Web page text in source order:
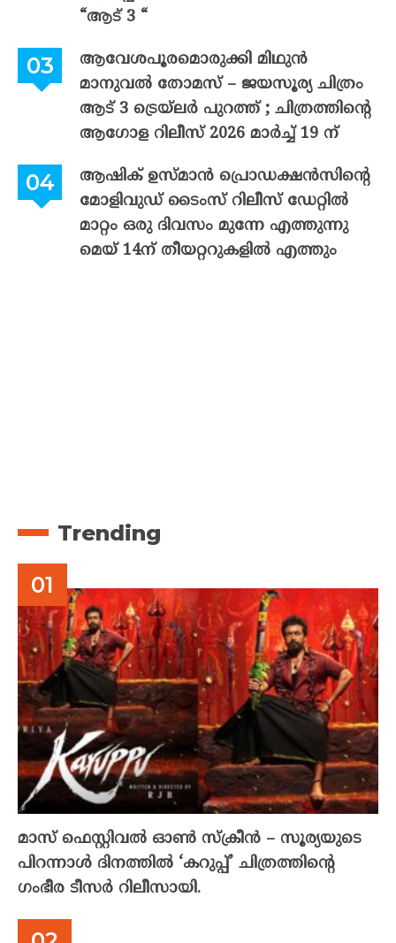
“ആട് 3 “
ആവേശപൂരമൊരുക്കി മിഥുൻ
മാനുവൽ തോമസ് – ജയസൂര്യ ചിത്രം
ആട് 3 ട്രെയ്‌ലർ പുറത്ത് ; ചിത്രത്തിന്റെ
ആഗോള റിലീസ് 2026 മാർച്ച് 19 ന്
ആഷിക് ഉസ്മാൻ പ്രൊഡക്ഷൻസിന്റെ
മോളിവുഡ് ടൈംസ് റിലീസ് ഡേറ്റിൽ
മാറ്റം ഒരു ദിവസം മുന്നേ എത്തുന്നു
മെയ് 14ന് തീയറ്ററുകളിൽ എത്തും
Trending
മാസ് ഫെസ്റ്റിവൽ ഓൺ സ്‌ക്രീൻ – സൂര്യയുടെ
പിറന്നാൾ ദിനത്തിൽ ‘കറുപ്പ്’ ചിത്രത്തിന്റെ
ഗംഭീര ടീസർ റിലീസായി.